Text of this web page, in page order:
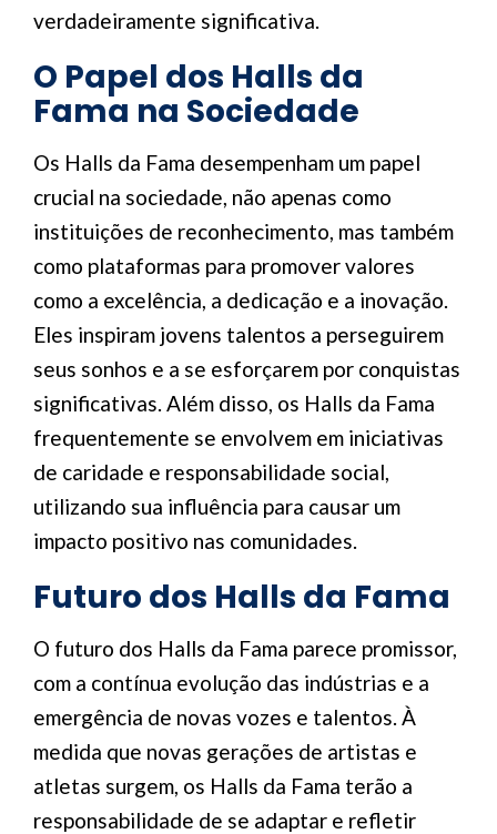
verdadeiramente significativa.
O Papel dos Halls da
Fama na Sociedade
Os Halls da Fama desempenham um papel
crucial na sociedade, não apenas como
instituições de reconhecimento, mas também
como plataformas para promover valores
como a excelência, a dedicação e a inovação.
Eles inspiram jovens talentos a perseguirem
seus sonhos e a se esforçarem por conquistas
significativas. Além disso, os Halls da Fama
frequentemente se envolvem em iniciativas
de caridade e responsabilidade social,
utilizando sua influência para causar um
impacto positivo nas comunidades.
Futuro dos Halls da Fama
O futuro dos Halls da Fama parece promissor,
com a contínua evolução das indústrias e a
emergência de novas vozes e talentos. À
medida que novas gerações de artistas e
atletas surgem, os Halls da Fama terão a
responsabilidade de se adaptar e refletir